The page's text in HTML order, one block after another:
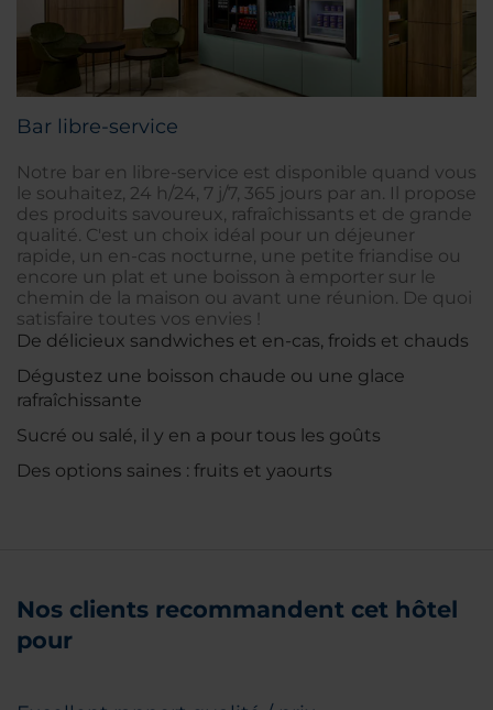
Bar libre-service
Notre bar en libre-service est disponible quand vous
le souhaitez, 24 h/24, 7 j/7, 365 jours par an. Il propose
des produits savoureux, rafraîchissants et de grande
qualité. C'est un choix idéal pour un déjeuner
rapide, un en-cas nocturne, une petite friandise ou
encore un plat et une boisson à emporter sur le
chemin de la maison ou avant une réunion. De quoi
satisfaire toutes vos envies !
De délicieux sandwiches et en-cas, froids et chauds
Dégustez une boisson chaude ou une glace
rafraîchissante
Sucré ou salé, il y en a pour tous les goûts
Des options saines : fruits et yaourts
Nos clients recommandent cet hôtel
pour